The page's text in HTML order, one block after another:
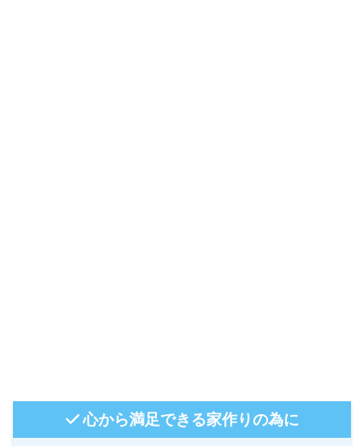
心から満足できる家作りの為に